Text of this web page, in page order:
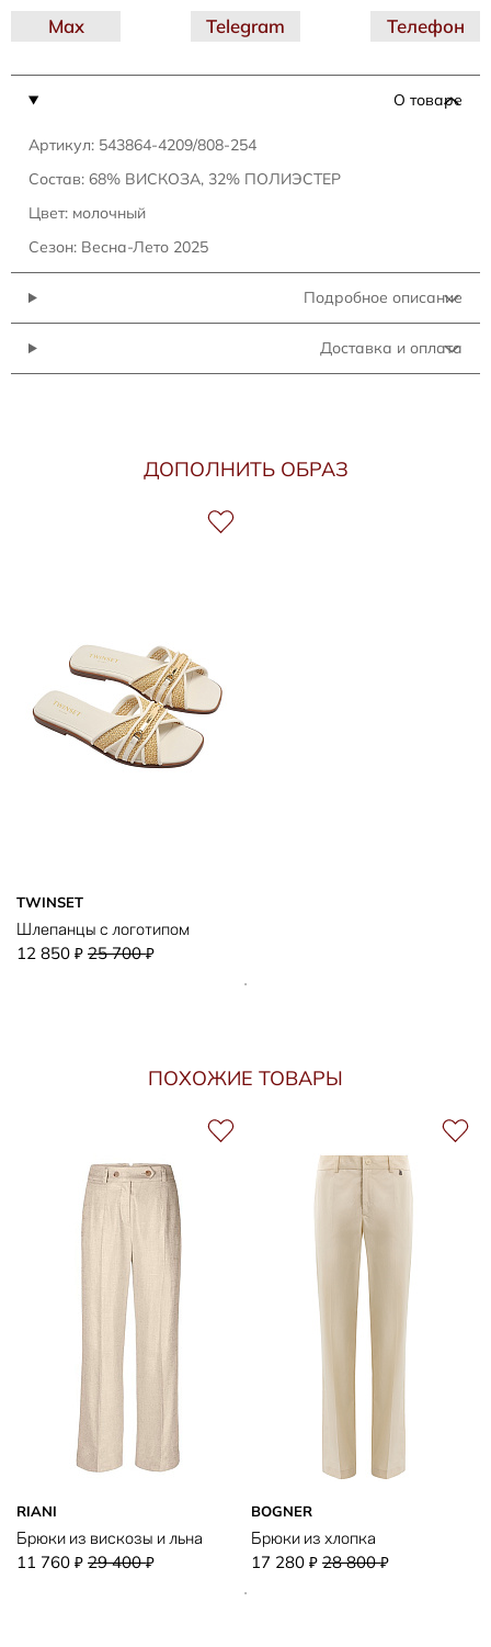
О товаре
Артикул: 543864-4209/808-254
Состав: 68% ВИСКОЗА, 32% ПОЛИЭСТЕР
Цвет: молочный
Сезон: Весна-Лето 2025
Подробное описание
Доставка и оплата
Telegram
Max Телефон
ДОПОЛНИТЬ ОБРАЗ
TWINSET
Шлепанцы с логотипом
12 850 ₽ 25 700₽
ПОХОЖИЕ ТОВАРЫ
RIANI
Брюки из вискозы и льна
11 760 ₽ 29 400₽
BOGNER
Брюки из хлопка
17 280 ₽ 28 800₽